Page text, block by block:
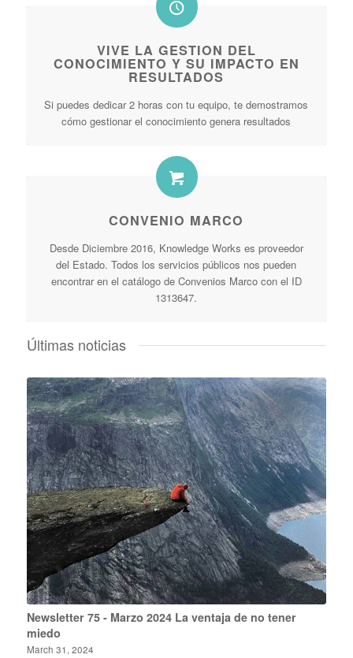
VIVE LA GESTION DEL
CONOCIMIENTO Y SU IMPACTO EN
RESULTADOS
Si puedes dedicar 2 horas con tu equipo, te demostramos
cómo gestionar el conocimiento genera resultados
CONVENIO MARCO
Desde Diciembre 2016, Knowledge Works es proveedor
del Estado. Todos los servicios públicos nos pueden
encontrar en el catálogo de Convenios Marco con el ID
1313647.
Últimas noticias
Newsletter 75 - Marzo 2024 La ventaja de no tener
miedo
March 31, 2024